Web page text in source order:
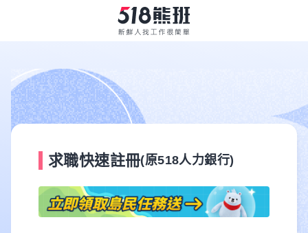
求職快速註冊(原518人力銀行)